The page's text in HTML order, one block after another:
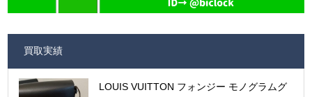
買取実績
LOUIS VUITTON フォンジー モノグラムグ